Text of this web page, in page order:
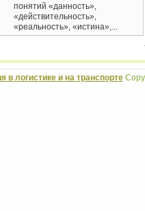
понятий «данность»,
«действительность»,
«реальность», «истина»,...
в логистике и на транспорте